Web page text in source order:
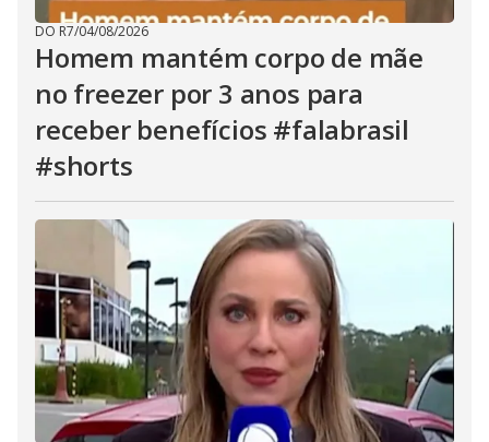
DO R7/04/08/2026
Homem mantém corpo de mãe
no freezer por 3 anos para
receber benefícios #falabrasil
#shorts